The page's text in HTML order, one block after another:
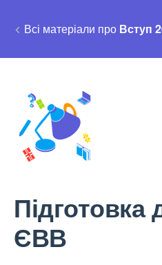
Всі матеріали про Вступ
Підготовка
ЄВВ